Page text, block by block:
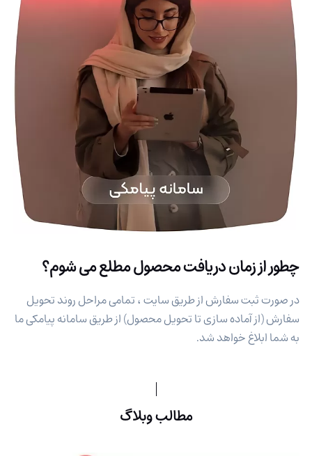
چطور از زمان دریافت محصول مطلع می شوم؟
در صورت ثبت سفارش از طریق سایت ، تمامی مراحل روند تحویل
سفارش (از آماده سازی تا تحویل محصول) از طریق سامانه پیامکی ما
به شما ابلاغ خواهد شد.
مطالب وبلاگ